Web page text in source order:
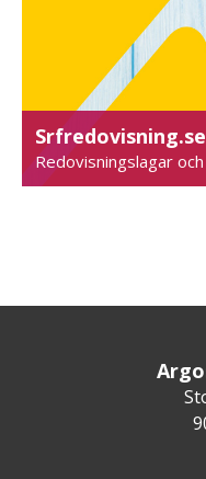
Srfredovisning.se
Redovisningslagar